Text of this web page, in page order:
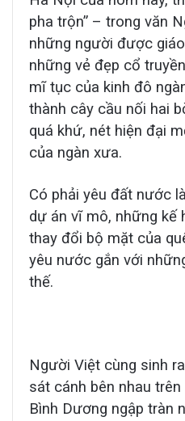
pha trộn” – trong văn
những người được
những vẻ đẹp cổ
mĩ tục của kinh đô
thành cây cầu nối hai
quá khứ, nét hiện đại
của ngàn xưa.
Có phải yêu đất nước
dự án vĩ mô, những kế
thay đổi bộ mặt của
yêu nước gắn với
thế.
Người Việt cùng sinh
sát cánh bên nhau
Bình Dương ngập tràn